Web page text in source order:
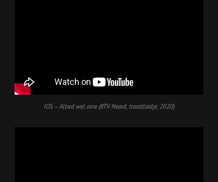
IOS – Altied wel aine(RTV Noord, troostlaidje, 2020)